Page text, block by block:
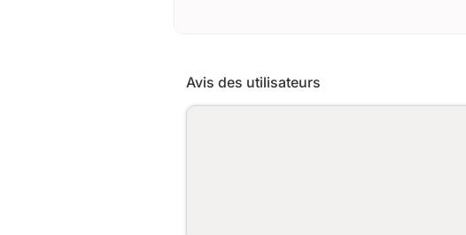
Avis des utilisateurs